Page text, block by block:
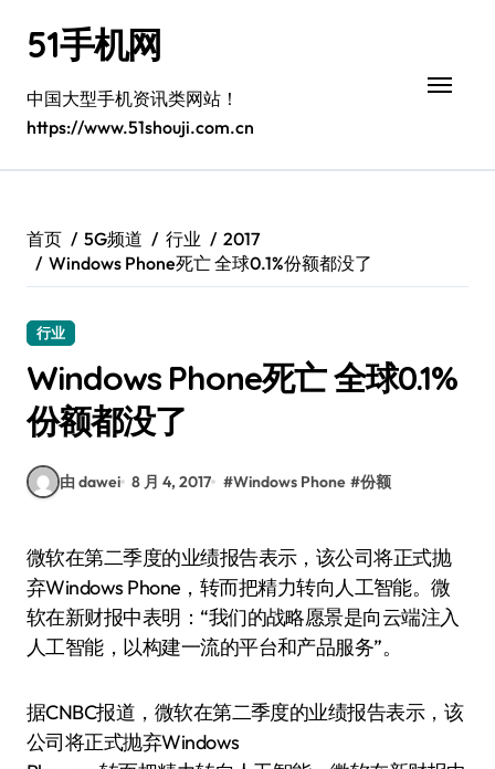
51手机网
中国大型手机资讯类网站！
https://www.51shouji.com.cn
首页 5G频道 行业
2017
Windows Phone死亡 全球0.1%份额都没了
行业
Windows Phone死亡 全球0.1%
份额都没了
由 dawei 8 月 4, 2017 #Windows Phone #份额
微软在第二季度的业绩报告表示，该公司将正式抛
弃Windows Phone，转而把精力转向人工智能。微
软在新财报中表明：“我们的战略愿景是向云端注入
人工智能，以构建一流的平台和产品服务”。
据CNBC报道，微软在第二季度的业绩报告表示，该
公司将正式抛弃Windows